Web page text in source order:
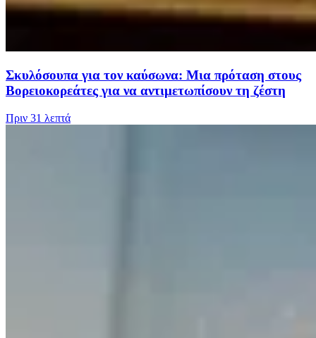
Σκυλόσουπα για τον καύσωνα: Μια πρόταση στους
Βορειοκορεάτες για να αντιμετωπίσουν τη ζέστη
Πριν 31 λεπτά